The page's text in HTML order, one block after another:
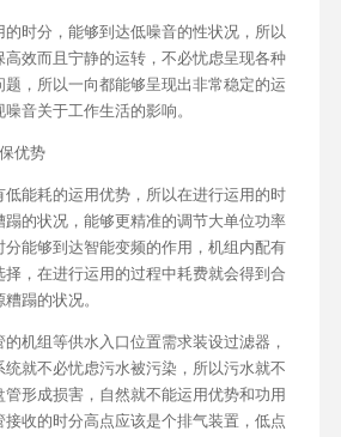
的时分，能够到达低噪音的性状况，所以
效而且宁静的运转，不必忧虑呈现各种
，所以一向都能够呈现出非常稳定的运
音关于工作生活的影响。
优势
低能耗的运用优势，所以在进行运用的时
的状况，能够更精准的调节大单位功率
能够到达智能变频的作用，机组内配有
择，在进行运用的过程中耗费就会得到合
蹋的状况。
机组等供水入口位置需求装设过滤器，
就不必忧虑污水被污染，所以污水就不
形成损害，自然就不能运用优势和功用
收的时分高点应该是个排气装置，低点